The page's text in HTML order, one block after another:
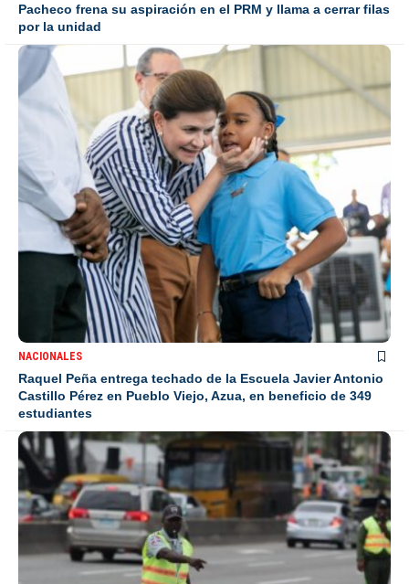
Pacheco frena su aspiración en el PRM y llama a cerrar filas
por la unidad
NACIONALES
Raquel Peña entrega techado de la Escuela Javier Antonio
Castillo Pérez en Pueblo Viejo, Azua, en beneficio de 349
estudiantes